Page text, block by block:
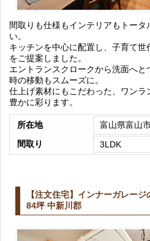
間取りも仕様もインテリアもトータ
い。
キッチンを中心に配置し、子育て
をご提案しました。
エントランスクロークから洗面へ
時の移動もスムーズに。
仕上げ素材にもこだわった、ワン
豊かに彩ります。
所在地
富山県富山
間取り
3LDK
【注文住宅】インナーガレー
84坪 中新川郡